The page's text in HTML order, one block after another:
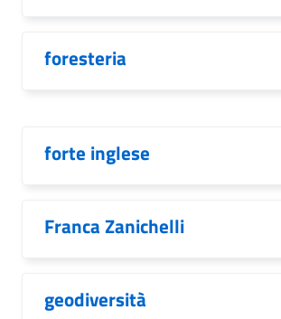
foresteria
forte inglese
Franca Zanichelli
geodiversità